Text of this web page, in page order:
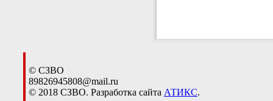
© СЗВО
89826945808@mail.ru
© 2018 СЗВО. Разработка сайта АТИКС.